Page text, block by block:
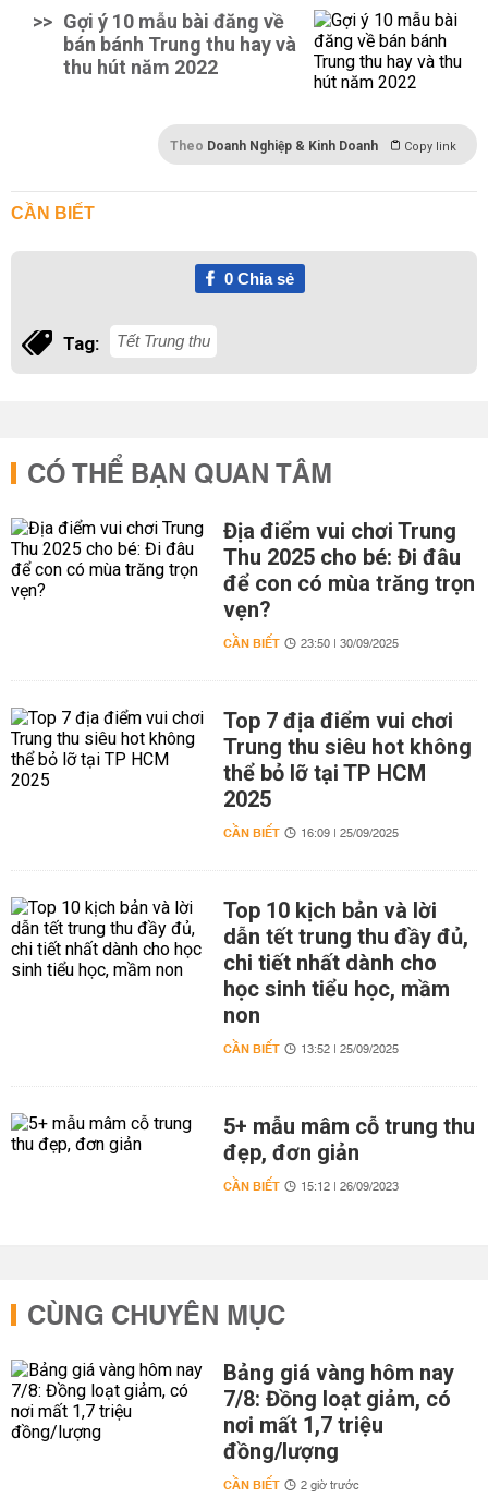
>> Gợi ý 10 mẫu bài đăng về
bán bánh Trung thu hay và
thu hút năm 2022
Theo Doanh Nghiệp & Kinh Doanh Copy link
CẦN BIẾT
0Chia sẻ
Tag: Tết Trung thu
CÓ THỂ BẠN QUAN TÂM
Địa điểm vui chơi Trung
Thu 2025 cho bé: Đi đâu
để con có mùa trăng trọn
vẹn?
CẦN BIẾT 23:50 | 30/09/2025
Top 7 địa điểm vui chơi
Trung thu siêu hot không
thể bỏ lỡ tại TP HCM
2025
CẦN BIẾT 16:09 | 25/09/2025
Top 10 kịch bản và lời
dẫn tết trung thu đầy đủ,
chi tiết nhất dành cho
học sinh tiểu học, mầm
non
CẦN BIẾT 13:52 | 25/09/2025
5+ mẫu mâm cỗ trung thu
đẹp, đơn giản
CẦN BIẾT 15:12 | 26/09/2023
CÙNG CHUYÊN MỤC
Bảng giá vàng hôm nay
7/8: Đồng loạt giảm, có
nơi mất 1,7 triệu
đồng/lượng
CẦN BIẾT 2 giờ trước